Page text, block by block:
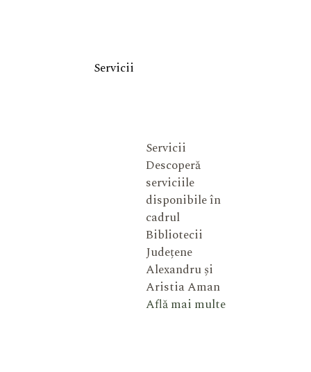
Servicii
Servicii
Descoperă
serviciile
disponibile în
cadrul
Bibliotecii
Județene
Alexandru și
Aristia Aman
Află mai multe